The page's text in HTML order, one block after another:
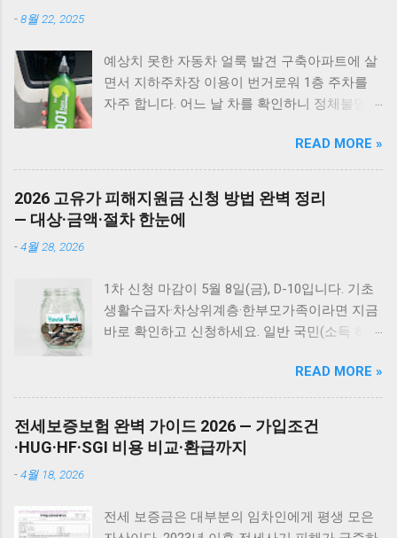
지나도록 푸른하늘 26위 너에게로 또 다시 변진
섭 27위 슬픈 바다 조정현 28위 솔아 솔아 푸르
른 솔아 노래를 찾는 사람들 29위 내일 일기 오
석준 30위 한 여름의 크리스마스 이정현 31위
존대말을 써야할지 반말로 얘기해야 할지 민해
Various Artists 35위 인디안 인형처럼 Nami (나
미) 36위 어느새 장필순 37위 당신은 ...
때 즉시 이갈이 장난감을 주면 자연스럽게 그것
을 물며 놀게 됩니다. 우리 집 물건 지키는 실용
적인 방법 효과적인 방법은 2-3개의 이갈이 우
하나씩 배치해두는 것입니다. 나무향이 나서 강
아지의 관심을 쉽게 끌 수 있고, 물어뜯기 시작
할 때 근처에 있는 우드스틱을 바로 물려주면 됩
니다. 쿠팡에서 [Petstages 강아지 우드스틱] 최
테이지 도그우드스틱을 가장 잘 가지고 놀더라
구요. 어린 친구들에게는 XS 사이즈가 적당합니
다. 주요 장점 합성나무 재질로 안전한 이갈이
가능 오리지널 나무향으로 강아지들의 흥미 유
발 뛰어한 내구성으로 나무가 다 뜯어지거나 지
없어 관리 편리 쿠팡에서 [Petstages 강아지 우
드스틱] 최저가 구매하기 이갈이 장난감 활용 꿀
간식이나 츄르를 우드스틱에 발라줍니다 이렇
-8월 22, 2025
예상치 못한 자동차 얼룩 발견 구축아파트에 살
면서 지하주차장 이용이 번거로워 1층 주차를
자주 합니다. 어느 날 차를 확인하니 정체불명의
분, 그리고 뒷문에도 얼룩이 있었습니다. 처음
엔 음료가 묻은 정도로 생각했어요. 일반 청소용
품으로는 해결 안 되는 완고한 얼룩 "물티슈면
충분히 지워지겠지"라고 생각했는데 큰 착각이
었습니다. 마른 휴지로 닦아도 소용없었어요.
상황이라 더욱 당황스러웠어요. 자동차 페인트
클렌저 선택 과정 블로그를 통해 자동차 얼룩 제
거에는 페인트 클렌저가 효과적이라는 정보를
저 중 고민했어요. 과거 다이소 제품으로 실패
한 경험이 있어서 도깨비 제품을 선택했습니다.
무엇보다 온라인 후기가 더 믿을 만했거든요. 도
깨비 페인트 클렌저 사용 결과 도깨비 D01 페인
지지 않던 완고한 얼룩이 감쪽같이 사라졌습니
다. 사용 전후 비교: 운전석 문: 완전히 깨끗해짐
READ MORE »
2026 고유가 피해지원금 신청 방법 완벽 정리
— 대상·금액·절차 한눈에
-4월 28, 2026
1차 신청 마감이 5월 8일(금), D-10입니다. 기초
생활수급자·차상위계층·한부모가족이라면 지금
바로 확인하고 신청하세요. 일반 국민(소득 하위
서는 대상 여부 자가진단, 지역별 수령 금액, 온
라인/오프라인 신청 방법, 사용처와 기한, 그리
고 놓치기 쉬운 실수까지 한 번에 정리합니다.
나는 받을 수 있나? — 3가지만 확인하세요 ☑ 기
초생활수급자 / 차상위계층 / 한부모가족 → 1차
일) ☑ 1차에서 이미 신청·수령 했다면 → 2차 중
READ MORE »
전세보증보험 완벽 가이드 2026 — 가입조건
·HUG·HF·SGI 비용 비교·환급까지
-4월 18, 2026
전세 보증금은 대부분의 임차인에게 평생 모은